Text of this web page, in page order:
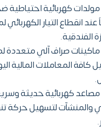
كهربائية
عند انقطاع التيار
الفندقية.
ماكينات صراف آلي متعددة
كافة المعاملات المالية
كهربائية حديثة
والمنشآت لتسهيل حركة